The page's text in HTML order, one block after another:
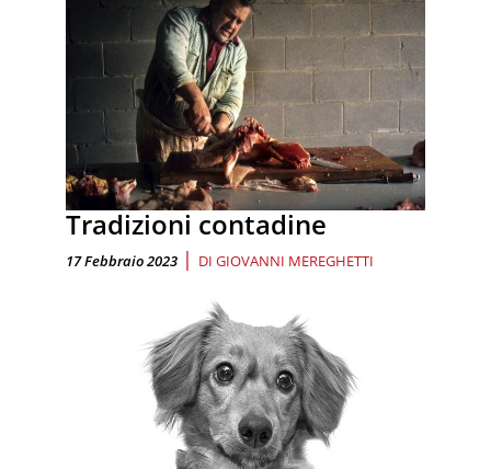
Tradizioni contadine
17 Febbraio 2023 | DI GIOVANNI MEREGHETTI